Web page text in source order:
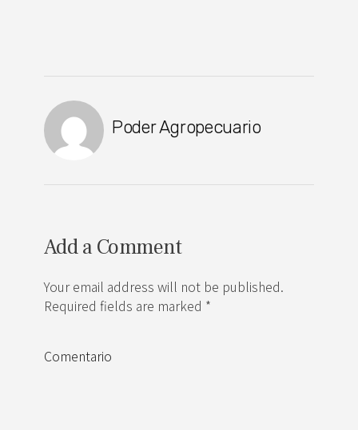
Poder Agropecuario
Add a Comment
Your email address will not be published.
Required fields are marked *
Comentario